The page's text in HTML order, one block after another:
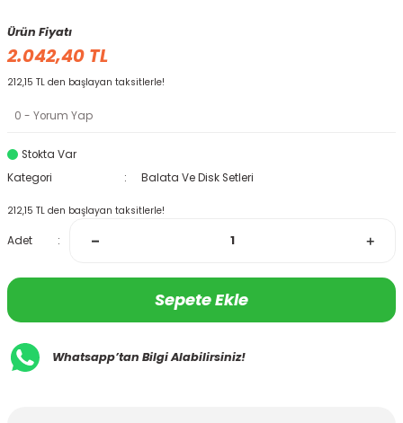
Ürün Fiyatı
2.042,40 TL
212,15 TL den başlayan taksitlerle!
0 - Yorum Yap
Stokta Var
Kategori
Balata Ve Disk Setleri
212,15 TL den başlayan taksitlerle!
Adet
Sepete Ekle
Whatsapp’tan Bilgi Alabilirsiniz!